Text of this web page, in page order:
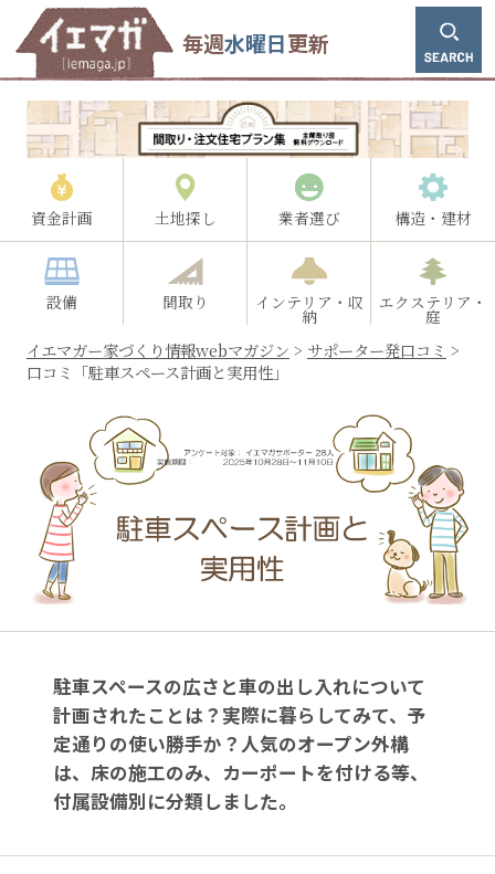
毎週水曜日更新
資金計画 土地探し 業者選び 構造・建材
設備 間取り インテリア・収
納
エクステリア・
庭
イエマガー家づくり情報webマガジン > サポーター発口コミ >
口コミ「駐車スペース計画と実用性」
駐車スペースの広さと車の出し入れについて
計画されたことは？実際に暮らしてみて、予
定通りの使い勝手か？人気のオープン外構
は、床の施工のみ、カーポートを付ける等、
付属設備別に分類しました。